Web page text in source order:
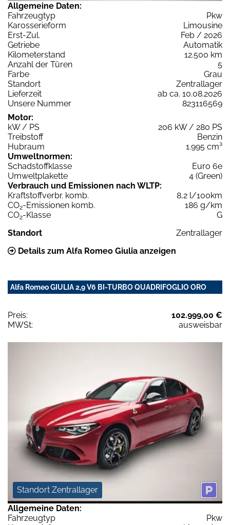
Allgemeine Daten:
Fahrzeugtyp
Pkw
Karosserieform
Limousine
Erst-Zul.
Feb / 2026
Getriebe
Automatik
Kilometerstand
12.500 km
Anzahl der Türen
5
Farbe
Grau
Standort
Zentrallager
Lieferzeit
ab ca. 10.08.2026
Unsere Nummer
823116569
Motor:
kW / PS
206 kW / 280 PS
Treibstoff
Benzin
Hubraum
1.995 cm³
Umweltnormen:
Schadstoffklasse
Euro 6e
Umweltplakette
4 (Green)
Verbrauch und Emissionen nach WLTP:
Kraftstoffverbr. komb.
8,2 l/100km
CO2-Emissionen komb.
186 g/km
CO2-Klasse
G
Standort
Zentrallager
Details zum Alfa Romeo Giulia anzeigen
Alfa Romeo GIULIA 2,9 V6 BI-TURBO QUADRIFOGLIO ORO
Preis:
102.999,00 €
MWSt:
ausweisbar
Standort Zentrallager
Allgemeine Daten:
Fahrzeugtyp
Pkw